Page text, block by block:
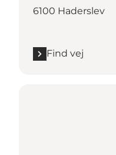
6100 Haderslev
Find vej